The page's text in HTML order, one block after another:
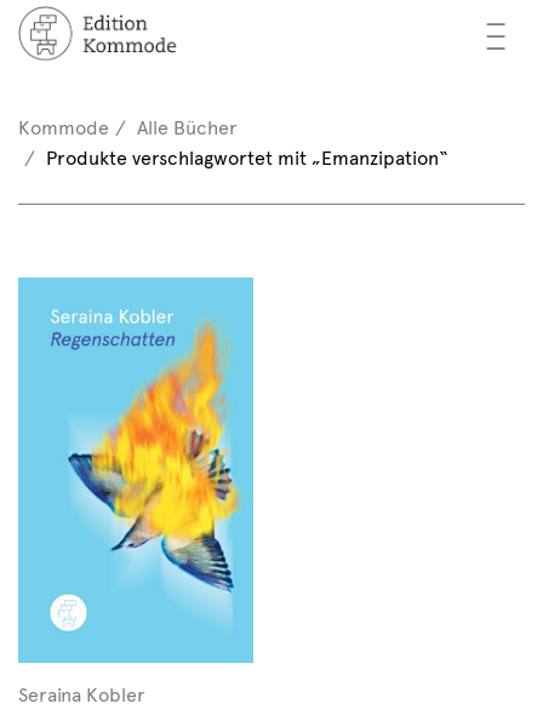
—
—
—
/ Registrieren
(0)
Kommode
Alle Bücher
Produkte verschlagwortet mit „Emanzipation“
Seraina Kobler